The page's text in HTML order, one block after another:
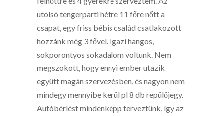
utolsó tengerparti hétre 11 főre nőtt a
csapat, egy friss bébis család csatlakozott
hozzánk még 3 fővel. Igazi hangos,
sokporontyos sokadalom voltunk. Nem
megszokott, hogy ennyi ember utazik
együtt magán szervezésben, és nagyon nem
mindegy mennyibe kerül pl 8 db repülőjegy.
Autóbérlést mindenképp terveztünk, így az